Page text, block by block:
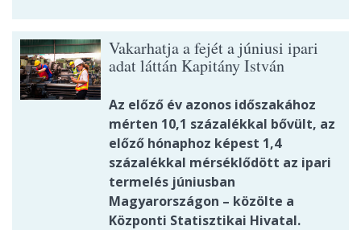
Vakarhatja a fejét a júniusi ipari
adat láttán Kapitány István
Az előző év azonos időszakához
mérten 10,1 százalékkal bővült, az
előző hónaphoz képest 1,4
százalékkal mérséklődött az ipari
termelés júniusban
Magyarországon – közölte a
Központi Statisztikai Hivatal.